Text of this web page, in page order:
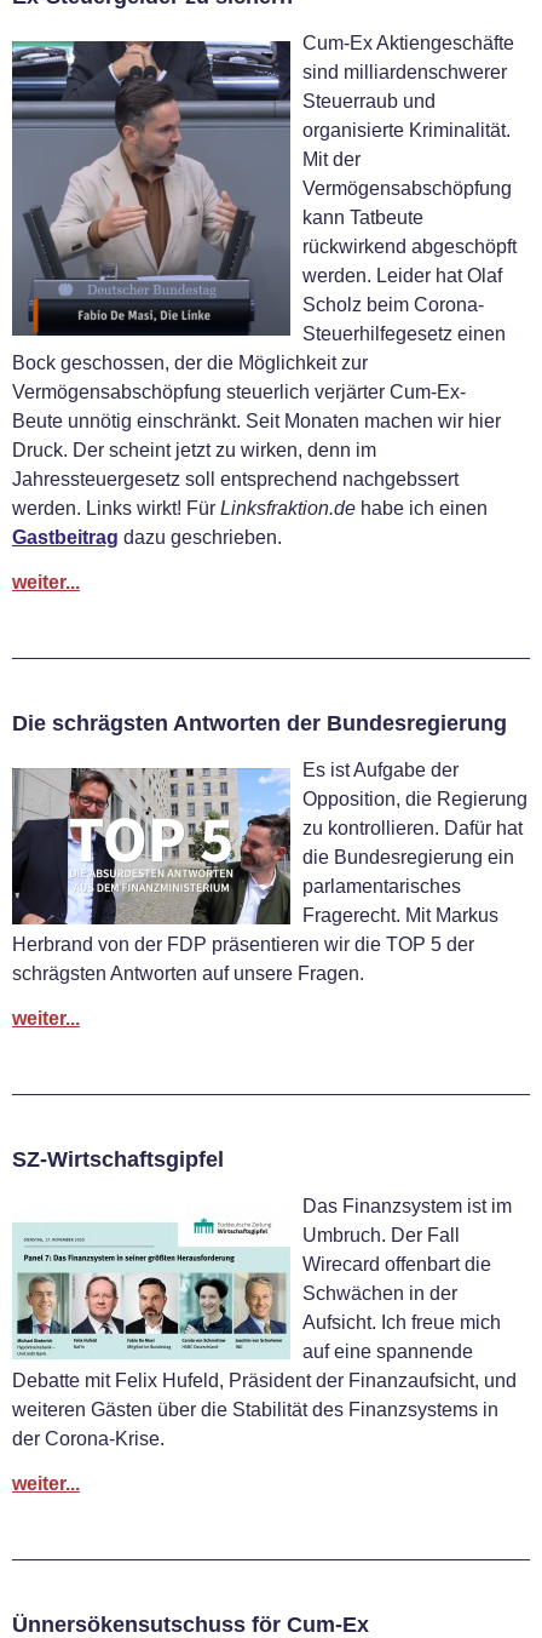
Cum-Ex Aktiengeschäfte
sind milliardenschwerer
Steuerraub und
organisierte Kriminalität.
Mit der
Vermögensabschöpfung
kann Tatbeute
rückwirkend abgeschöpft
werden. Leider hat Olaf
Scholz beim Corona-
Steuerhilfegesetz einen
Bock geschossen, der die Möglichkeit zur
Vermögensabschöpfung steuerlich verjärter Cum-Ex-
Beute unnötig einschränkt. Seit Monaten machen wir hier
Druck. Der scheint jetzt zu wirken, denn im
Jahressteuergesetz soll entsprechend nachgebssert
werden. Links wirkt! Für Linksfraktion.de habe ich einen
Gastbeitrag dazu geschrieben.
weiter...
Die schrägsten Antworten der Bundesregierung
Es ist Aufgabe der
Opposition, die Regierung
zu kontrollieren. Dafür hat
die Bundesregierung ein
parlamentarisches
Fragerecht. Mit Markus
Herbrand von der FDP präsentieren wir die TOP 5 der
schrägsten Antworten auf unsere Fragen.
weiter...
SZ-Wirtschaftsgipfel
Das Finanzsystem ist im
Umbruch. Der Fall
Wirecard offenbart die
Schwächen in der
Aufsicht. Ich freue mich
auf eine spannende
Debatte mit Felix Hufeld, Präsident der Finanzaufsicht, und
weiteren Gästen über die Stabilität des Finanzsystems in
der Corona-Krise.
weiter...
Ünnersökensutschuss för Cum-Ex